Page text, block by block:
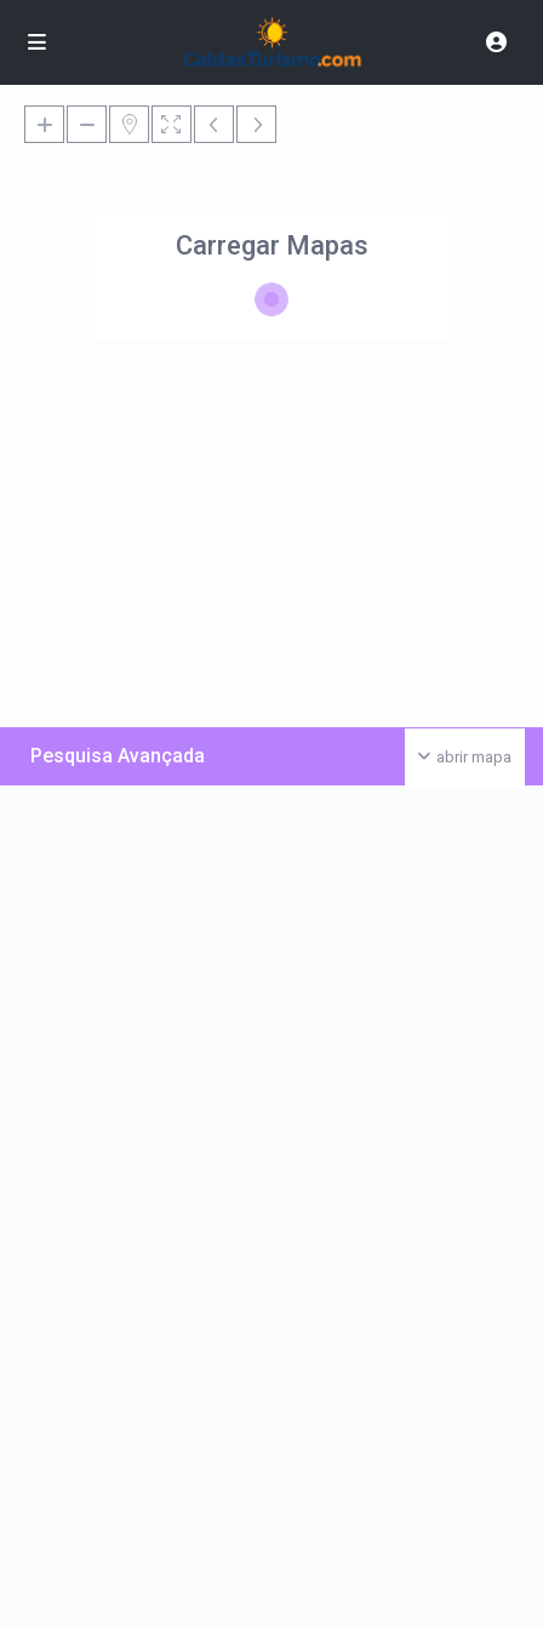
Carregar Mapas
abrir mapa
Pesquisa Avançada